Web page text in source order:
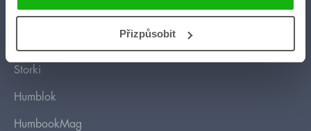
Přizpůsobit
HumbookStage
Storki
Humblok
HumbookMag